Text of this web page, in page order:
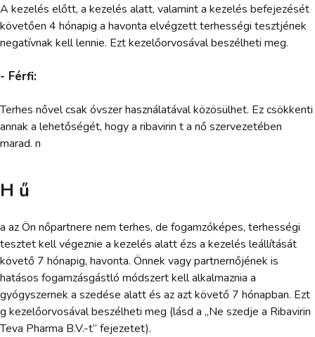
A kezelés előtt, a kezelés alatt, valamint a kezelés befejezését
követően 4 hónapig a havonta elvégzett terhességi tesztjének
negatívnak kell lennie. Ezt kezelőorvosával beszélheti meg.
- Férfi:
Terhes nővel csak óvszer használatával közösülhet. Ez csökkenti
annak a lehetőségét, hogy a ribavirin t a nő szervezetében
marad. n
H ű
a az Ön nőpartnere nem terhes, de fogamzóképes, terhességi
tesztet kell végeznie a kezelés alatt ézs a kezelés leállítását
követő 7 hónapig, havonta. Önnek vagy partnernőjének is
hatásos fogamzásgástló módszert kell alkalmaznia a
gyógyszernek a szedése alatt és az azt követő 7 hónapban. Ezt
g kezelőorvosával beszélheti meg (lásd a „Ne szedje a Ribavirin
Teva Pharma B.V.-t” fejezetet).